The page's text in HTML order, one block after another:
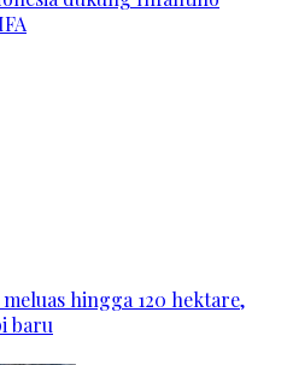
hingga 120 hektare,
baru